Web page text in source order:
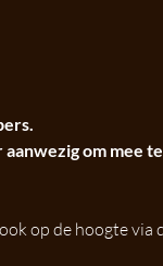
om mee
op de hoogte via